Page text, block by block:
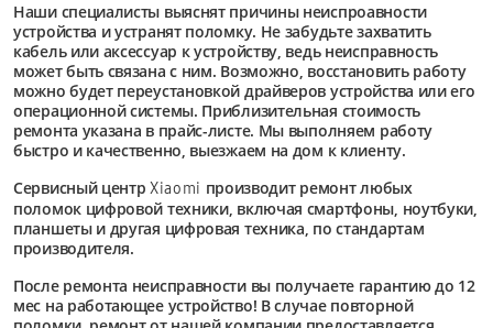
Наши специалисты выяснят причины неиспроавности
устройства и устранят поломку. Не забудьте захватить
кабель или аксессуар к устройству, ведь неисправность
может быть связана с ним. Возможно, восстановить работу
можно будет переустановкой драйверов устройства или его
операционной системы. Приблизительная стоимость
ремонта указана в прайс-листе. Мы выполняем работу
быстро и качественно, выезжаем на дом к клиенту.
Сервисный центрXiaomi производит ремонт любых
поломок цифровой техники, включая смартфоны, ноутбуки,
планшеты и другая цифровая техника, по стандартам
производителя.
После ремонта неисправности вы получаете гарантию до 12
мес на работающее устройство! В случае повторной